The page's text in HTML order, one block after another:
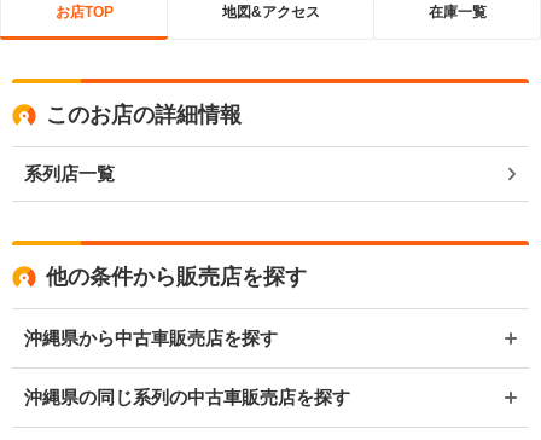
お店TOP 地図&アクセス 在庫一覧
このお店の詳細情報
系列店一覧
他の条件から販売店を探す
沖縄県から中古車販売店を探す
沖縄県の同じ系列の中古車販売店を探す